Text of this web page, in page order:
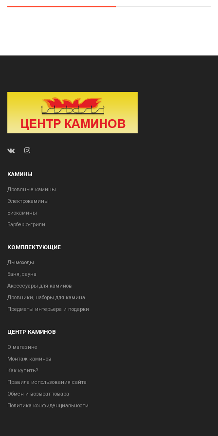
КАМИНЫ
Дровяные камины
Электрокамины
Биокамины
Барбекю-грили
КОМПЛЕКТУЮЩИЕ
Дымоходы
Баня, сауна
Аксессуары для каминов
Дровники, наборы для камина
Предметы интерьера и подарки
ЦЕНТР КАМИНОВ
О магазине
Монтаж каминов
Как купить?
Правила использования сайта
Обмен и возврат товара
Политика конфиденциальности